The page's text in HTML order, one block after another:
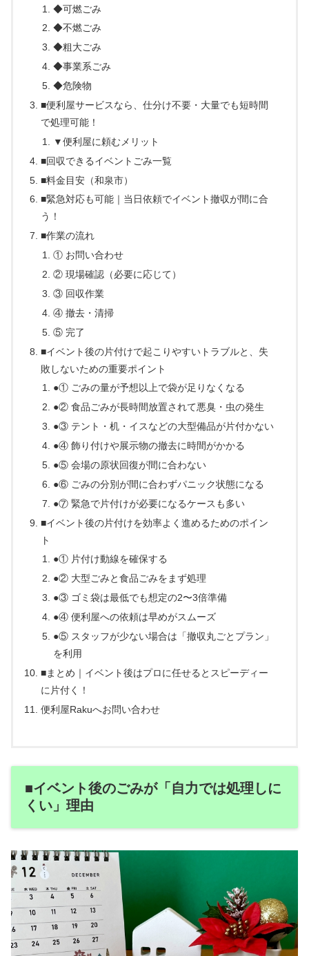
◆可燃ごみ
◆不燃ごみ
◆粗大ごみ
◆事業系ごみ
◆危険物
■便利屋サービスなら、仕分け不要・大量でも短時間
で処理可能！
▼便利屋に頼むメリット
■回収できるイベントごみ一覧
■料金目安（和泉市）
■緊急対応も可能｜当日依頼でイベント撤収が間に合
う！
■作業の流れ
① お問い合わせ
② 現場確認（必要に応じて）
③ 回収作業
④ 撤去・清掃
⑤ 完了
■イベント後の片付けで起こりやすいトラブルと、失
敗しないための重要ポイント
●① ごみの量が予想以上で袋が足りなくなる
●② 食品ごみが長時間放置されて悪臭・虫の発生
●③ テント・机・イスなどの大型備品が片付かない
●④ 飾り付けや展示物の撤去に時間がかかる
●⑤ 会場の原状回復が間に合わない
●⑥ ごみの分別が間に合わずパニック状態になる
●⑦ 緊急で片付けが必要になるケースも多い
■イベント後の片付けを効率よく進めるためのポイン
ト
●① 片付け動線を確保する
●② 大型ごみと食品ごみをまず処理
●③ ゴミ袋は最低でも想定の2〜3倍準備
●④ 便利屋への依頼は早めがスムーズ
●⑤ スタッフが少ない場合は「撤収丸ごとプラン」
を利用
■まとめ｜イベント後はプロに任せるとスピーディー
に片付く！
便利屋Rakuへお問い合わせ
■イベント後のごみが「自力では処理しに
くい」理由